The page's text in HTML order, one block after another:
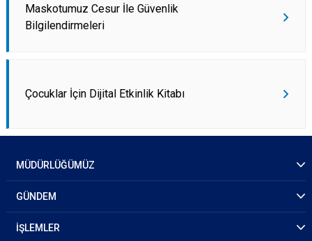
Maskotumuz Cesur İle Güvenlik
Bilgilendirmeleri
Çocuklar İçin Dijital Etkinlik Kitabı
MÜDÜRLÜĞÜMÜZ
GÜNDEM
İŞLEMLER